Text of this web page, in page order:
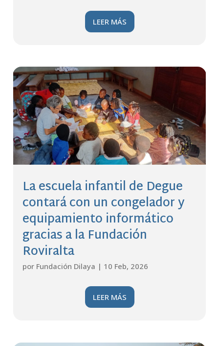
LEER MÁS
La escuela infantil de Degue
contará con un congelador y
equipamiento informático
gracias a la Fundación
Roviralta
por Fundación Dilaya | 10 Feb, 2026
LEER MÁS